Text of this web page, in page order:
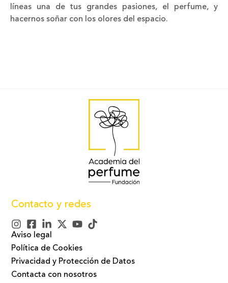
líneas una de tus grandes pasiones, el perfume, y
hacernos soñar con los olores del espacio.
Contacto y redes
Aviso legal
Política de Cookies
Privacidad y Protección de Datos
Contacta con nosotros